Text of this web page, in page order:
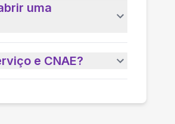
uma
e CNAE?